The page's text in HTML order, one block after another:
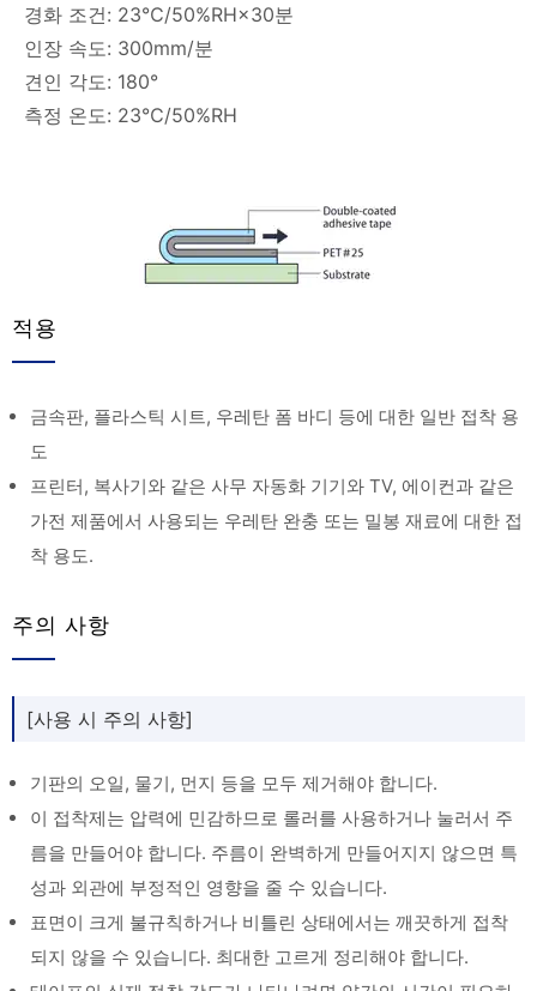
경화 조건: 23℃/50%RH×30분
인장 속도: 300mm/분
견인 각도: 180°
측정 온도: 23℃/50%RH
적용
금속판, 플라스틱 시트, 우레탄 폼 바디 등에 대한 일반 접착 용
도
프린터, 복사기와 같은 사무 자동화 기기와 TV, 에이컨과 같은
가전 제품에서 사용되는 우레탄 완충 또는 밀봉 재료에 대한 접
착 용도.
주의 사항
[사용 시 주의 사항]
기판의 오일, 물기, 먼지 등을 모두 제거해야 합니다.
이 접착제는 압력에 민감하므로 롤러를 사용하거나 눌러서 주
름을 만들어야 합니다. 주름이 완벽하게 만들어지지 않으면 특
성과 외관에 부정적인 영향을 줄 수 있습니다.
표면이 크게 불규칙하거나 비틀린 상태에서는 깨끗하게 접착
되지 않을 수 있습니다. 최대한 고르게 정리해야 합니다.